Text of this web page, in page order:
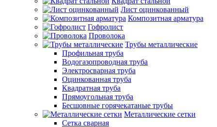
Лист оцинкованный
Композитная арматура
Гофролист
Проволока
Трубы металлические
Профильная труба
Водогазопроводная труба
Электросварная труба
Оцинкованная труба
Квадратная труба
Прямоугольная труба
Бесшовные горячекатаные трубы
Металлические сетки
Сетка сварная